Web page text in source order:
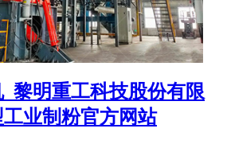
黎明重工科技股份有限
业制粉官方网站